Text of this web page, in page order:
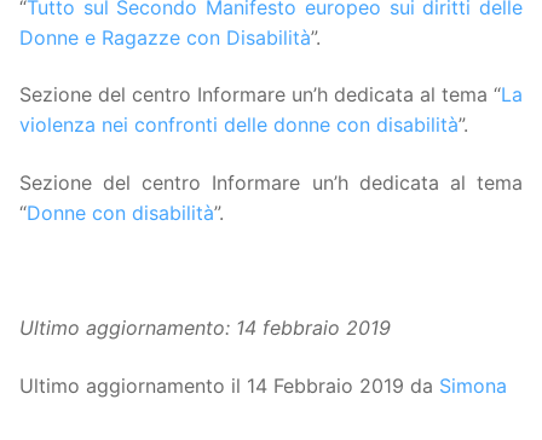
“Tutto sul Secondo Manifesto europeo sui diritti delle
Donne e Ragazze con Disabilità”.
Sezione del centro Informare un’h dedicata al tema “La
violenza nei confronti delle donne con disabilità”.
Sezione del centro Informare un’h dedicata al tema
“Donne con disabilità”.
Ultimo aggiornamento: 14 febbraio 2019
Ultimo aggiornamento il 14 Febbraio 2019 da Simona